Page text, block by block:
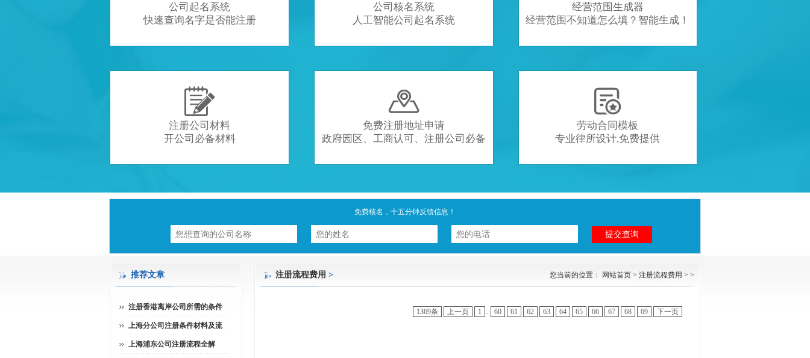
公司起名系统
快速查询名字是否能注册
公司核名系统
人工智能公司起名系统
经营范围生成器
经营范围不知道怎么填？智能生成！

注册公司材料
开公司必备材料

免费注册地址申请
政府园区、工商认可、注册公司必备

劳动合同模板
专业律所设计,免费提供
免费核名，十五分钟反馈信息！
注册流程费用 > 您当前的位置： 网站首页 > 注册流程费用 > >
1369条 上一页 1 .. 60 61 62 63 64 65 66 67 68 69 下一页
推荐文章
注册香港离岸公司所需的条件
上海分公司注册条件材料及流
上海浦东公司注册流程全解